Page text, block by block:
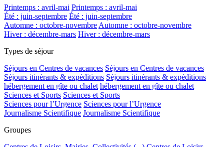
Printemps : avril-mai Printemps : avril-mai
Été : juin-septembre Été : juin-septembre
Automne : octobre-novembre Automne : octobre-novembre
Hiver : décembre-mars Hiver : décembre-mars
Types de séjour
Séjours en Centres de vacances Séjours en Centres de vacances
Séjours itinérants & expéditions Séjours itinérants & expéditions
hébergement en gîte ou chalet hébergement en gîte ou chalet
Sciences et Sports Sciences et Sports
Sciences pour l’Urgence Sciences pour l’Urgence
Journalisme Scientifique Journalisme Scientifique
Groupes